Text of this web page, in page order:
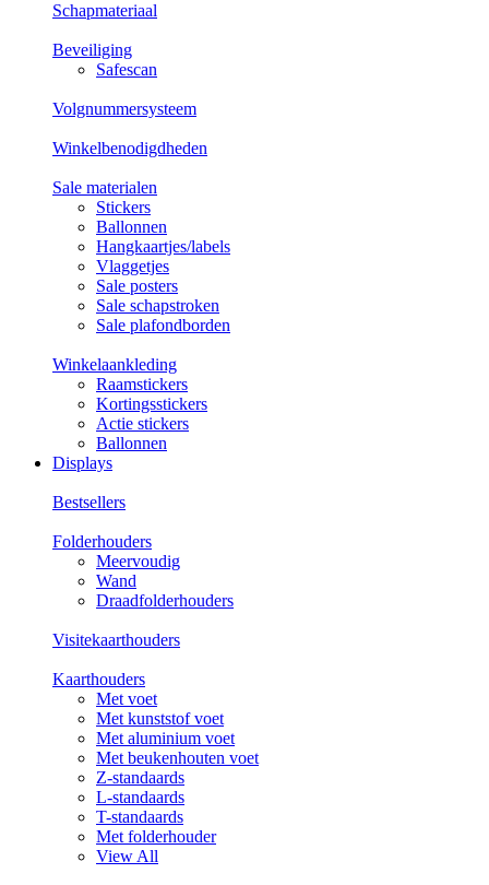
Schapmateriaal
Beveiliging
Safescan
Volgnummersysteem
Winkelbenodigdheden
Sale materialen
Stickers
Ballonnen
Hangkaartjes/labels
Vlaggetjes
Sale posters
Sale schapstroken
Sale plafondborden
Winkelaankleding
Raamstickers
Kortingsstickers
Actie stickers
Ballonnen
Displays
Bestsellers
Folderhouders
Meervoudig
Wand
Draadfolderhouders
Visitekaarthouders
Kaarthouders
Met voet
Met kunststof voet
Met aluminium voet
Met beukenhouten voet
Z-standaards
L-standaards
T-standaards
Met folderhouder
View All